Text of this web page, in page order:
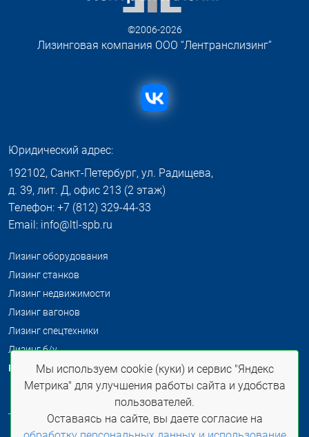
©2006-2026
Лизинговая компания ООО “Лентранслизинг”
Юридический адрес:
192102, Санкт-Петербург, ул. Радищева,
д. 39, лит. Д, офис 213 (2 этаж)
Телефон: +7 (812) 329-44-33
Email: info@ltl-spb.ru
Лизинг оборудования
Лизинг станков
Лизинг недвижимости
Лизинг вагонов
Лизинг спецтехники
Лизинг б/у
Распродажа б/у
Политика конфиденциальности
Мы используем cookie (куки) и сервис "Яндекс
Метрика" для улучшения работы сайта и удобства
пользователей.
Оставаясь на сайте, вы даете согласие на